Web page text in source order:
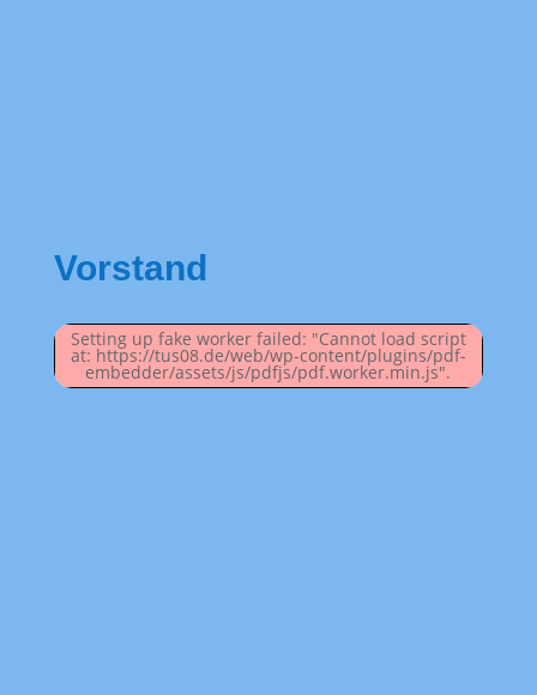
Vorstand
Setting up fake worker failed: "Cannot load script
at: https://tus08.de/web/wp-content/plugins/pdf-
embedder/assets/js/pdfjs/pdf.worker.min.js".